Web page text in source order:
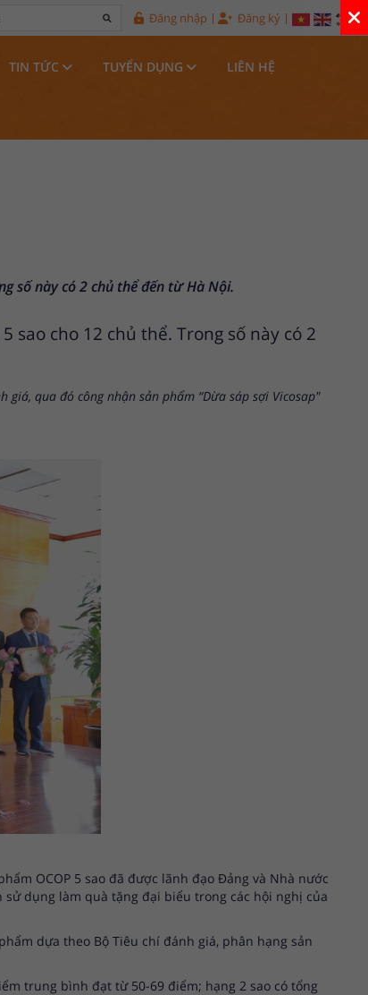
Đăng nhập Đăng ký
TIN TỨC TUYỂN DỤNG LIÊN HỆ
số này có 2 chủ thể đến từ Hà Nội.
sao cho 12 chủ thể. Trong số này có 2
qua đó công nhận sản phẩm “Dừa sáp sợi Vicosap"
OCOP 5 sao đã được lãnh đạo Đảng và Nhà nước
dụng làm quà tặng đại biểu trong các hội nghị của
dựa theo Bộ Tiêu chí đánh giá, phân hạng sản
trung bình đạt từ 50-69 điểm; hạng 2 sao có tổng